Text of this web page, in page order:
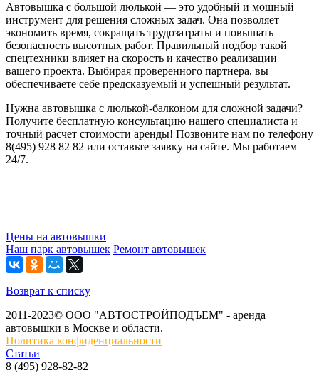
Автовышка с большой люлькой — это удобный и мощный
инструмент для решения сложных задач. Она позволяет
экономить время, сокращать трудозатраты и повышать
безопасность высотных работ. Правильный подбор такой
спецтехники влияет на скорость и качество реализации
вашего проекта. Выбирая проверенного партнера, вы
обеспечиваете себе предсказуемый и успешный результат.
Нужна автовышка с люлькой-балконом для сложной задачи?
Получите бесплатную консультацию нашего специалиста и
точный расчет стоимости аренды! Позвоните нам по телефону
8(495) 928 82 82 или оставьте заявку на сайте. Мы работаем
24/7.
Цены на автовышки
Наш парк автовышек Ремонт автовышек
Возврат к списку
2011-2023© ООО "АВТОСТРОЙПОДЪЕМ" - аренда
автовышки в Москве и области.
Политика конфиденциальности
Статьи
8 (495) 928-82-82